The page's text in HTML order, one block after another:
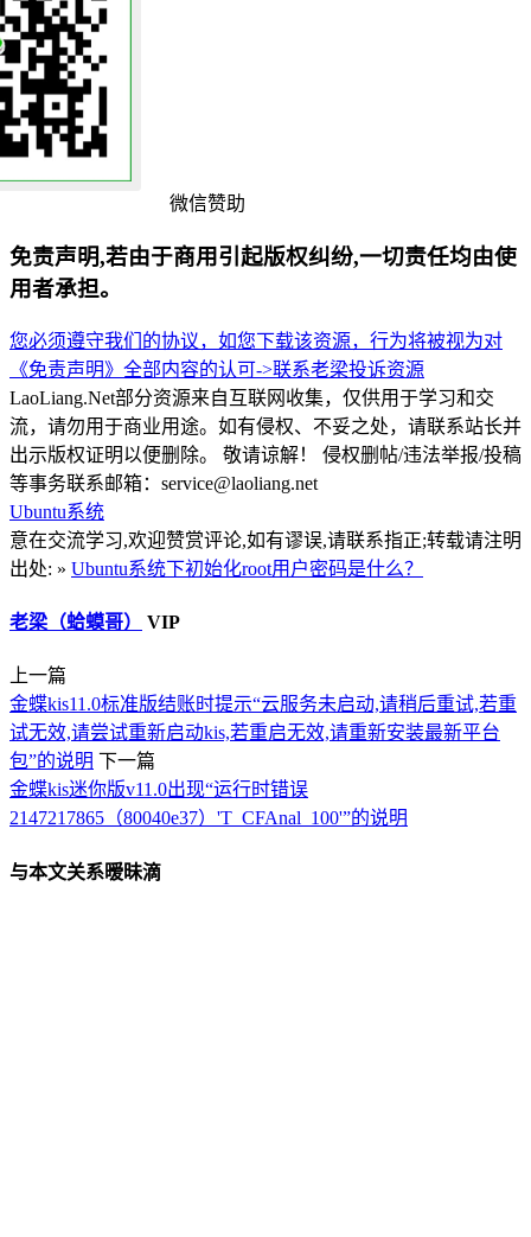
微信赞助
免责声明,若由于商用引起版权纠纷,一切责任均由使
用者承担。
您必须遵守我们的协议，如您下载该资源，行为将被视为对
《免责声明》全部内容的认可->联系老梁投诉资源
LaoLiang.Net部分资源来自互联网收集，仅供用于学习和交
流，请勿用于商业用途。如有侵权、不妥之处，请联系站长并
出示版权证明以便删除。 敬请谅解！ 侵权删帖/违法举报/投稿
等事务联系邮箱：service@laoliang.net
Ubuntu系统
意在交流学习,欢迎赞赏评论,如有谬误,请联系指正;转载请注明
出处: » Ubuntu系统下初始化root用户密码是什么？
老梁（蛤蟆哥） VIP
上一篇
金蝶kis11.0标准版结账时提示“云服务未启动,请稍后重试,若重
试无效,请尝试重新启动kis,若重启无效,请重新安装最新平台
包”的说明 下一篇
金蝶kis迷你版v11.0出现“运行时错误
2147217865（80040e37）'T_CFAnal_100'”的说明
与本文关系暧昧滴